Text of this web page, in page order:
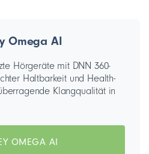
Omega AI
Hörgeräte mit DNN 360-
Haltbarkeit und Health-
Klangqualität in
OMEGA AI